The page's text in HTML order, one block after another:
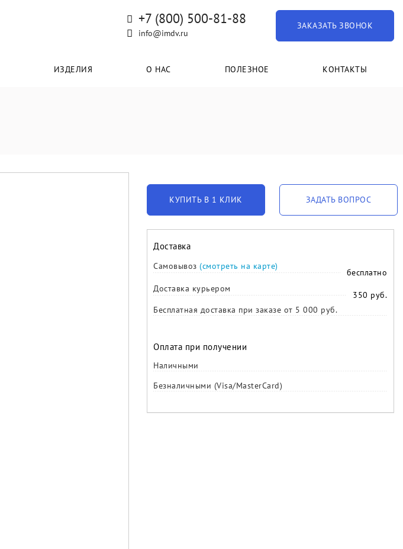
+7 (800) 500-81-88
info@imdv.ru
ЗАКАЗАТЬ ЗВОНОК
ИЗДЕЛИЯ О НАС ПОЛЕЗНОЕ КОНТАКТЫ
КУПИТЬ В 1 КЛИК ЗАДАТЬ ВОПРОС
Доставка
Самовывоз (смотреть на карте)
бесплатно
Доставка курьером
350 руб.
Бесплатная доставка при заказе от 5 000 руб.
Оплата при получении
Наличными
Безналичными (Visa/MasterCard)